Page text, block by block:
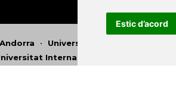
Estic d’acord
• Universitat Autònoma de
Internacional de Catalunya